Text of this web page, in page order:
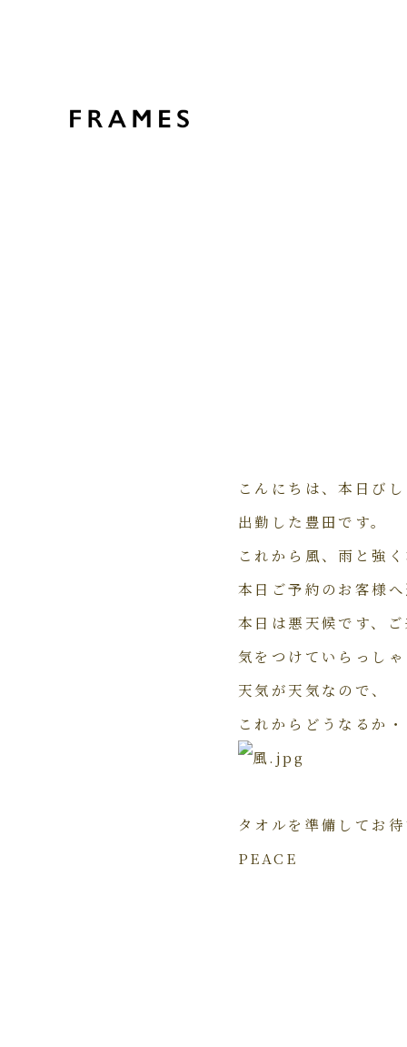
こんにちは、本日び
出勤した豊田です。
これから風、雨と強
本日ご予約のお客様
本日は悪天候です、
気をつけていらっし
天気が天気なので、
これからどうなるか
タオルを準備してお
PEACE